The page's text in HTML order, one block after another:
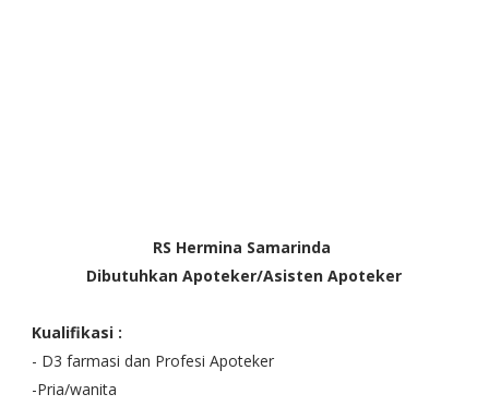
RS Hermina Samarinda
Dibutuhkan Apoteker/Asisten Apoteker
Kualifikasi :
- D3 farmasi dan Profesi Apoteker
-Pria/wanita